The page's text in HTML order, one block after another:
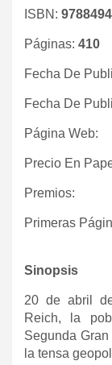
ISBN:
Páginas: 410
Fecha De
Fecha De
Página Web:
Precio En
Premios:
Primeras
Sinopsis
20 de abril
Reich, la
Segunda
la tensa